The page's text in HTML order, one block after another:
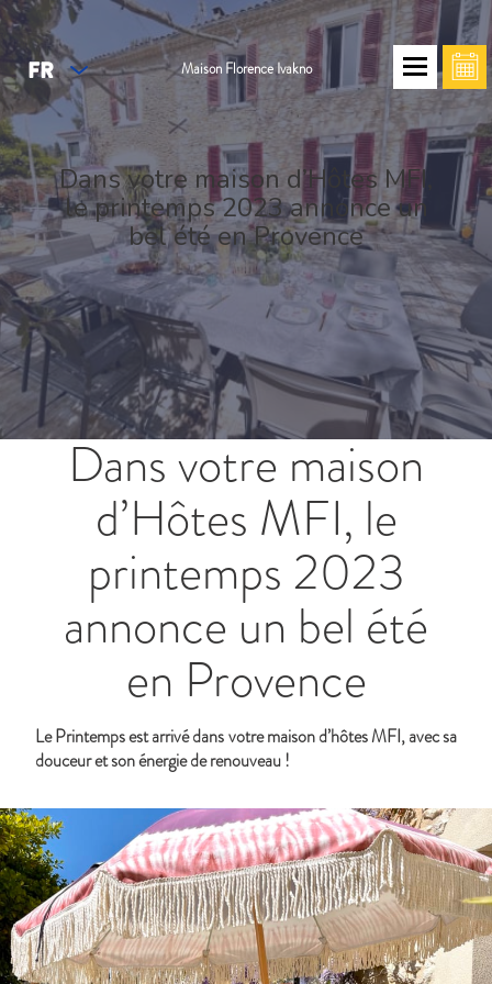
FR Maison Florence Ivakno
Dans votre maison d’Hôtes MFI,
le printemps 2023 annonce un
bel été en Provence
Dans votre maison
d’Hôtes MFI, le
printemps 2023
annonce un bel été
en Provence
Le Printemps est arrivé dans votre maison d’hôtes MFI, avec sa
douceur et son énergie de renouveau !